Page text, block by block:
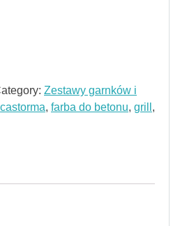
Zestawy garnków i
castorma, farba do betonu, grill ,